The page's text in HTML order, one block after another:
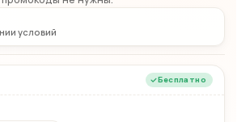
условий
Бесплатно